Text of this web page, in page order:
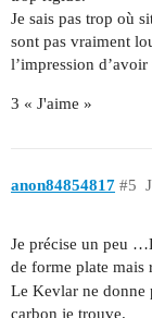
Je sais pas trop où
sont pas vraiment
l’impression
3 « J'aime »
anon84854817 #5
Je précise un peu
de forme plate mais
Le Kevlar ne donne
carbon je trouve.